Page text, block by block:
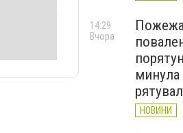
НОВИНИ
14:29
Вчора